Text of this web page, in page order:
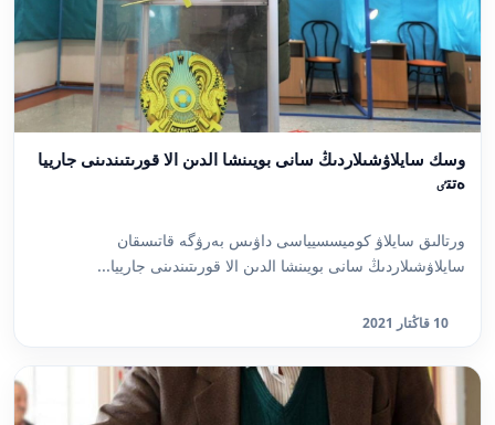
وسك سايلاۋشىلاردىڭ سانى بويىنشا الدىن الا قورىتىندىنى جارييا
ەتتٸ
ورتالىق سايلاۋ كوميسسيياسى داۋىس بەرۋگە قاتىسقان
سايلاۋشىلاردىڭ سانى بويىنشا الدىن الا قورىتىندىنى جارييا...
10 قاڭتار 2021